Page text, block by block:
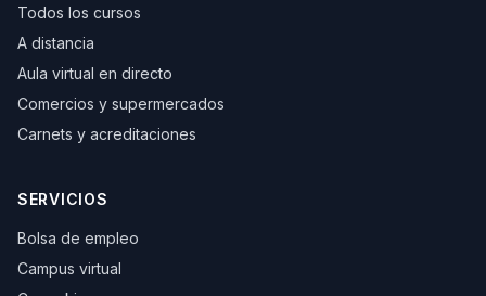
Todos los cursos
A distancia
Aula virtual en directo
Comercios y supermercados
Carnets y acreditaciones
SERVICIOS
Bolsa de empleo
Campus virtual